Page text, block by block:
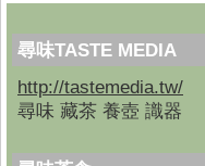
尋味TASTE MEDIA
http://tastemedia.tw/
尋味 藏茶 養壺 識器